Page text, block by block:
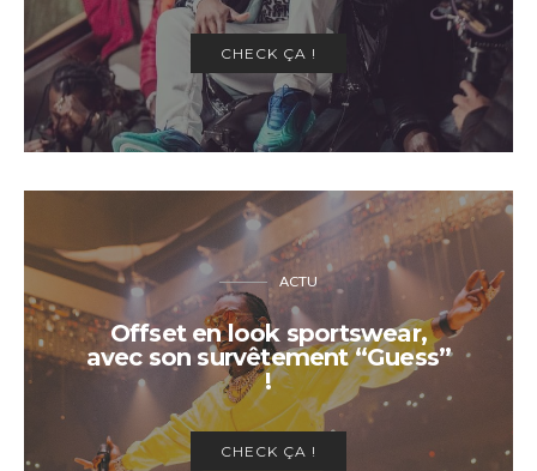
CHECK ÇA !
ACTU
Offset en look sportswear,
avec son survêtement “Guess”
!
CHECK ÇA !